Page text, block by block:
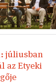
júliusban
az Etyeki